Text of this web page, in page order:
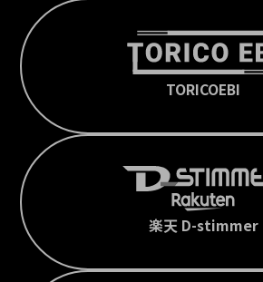
TORICOEBI
楽天 D-stimmer